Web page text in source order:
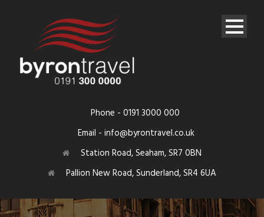
Phone - 0191 3000 000
Email - info@byrontravel.co.uk
Station Road, Seaham, SR7 0BN
Pallion New Road, Sunderland, SR4 6UA